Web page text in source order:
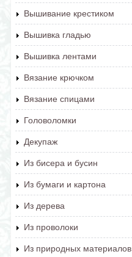
Вышивание крестиком
Вышивка гладью
Вышивка лентами
Вязание крючком
Вязание спицами
Головоломки
Декупаж
Из бисера и бусин
Из бумаги и картона
Из дерева
Из проволоки
Из природных материалов